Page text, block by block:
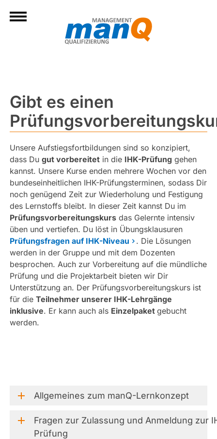
Gibt es einen
Unsere Aufstiegsfortbildungen sind so konzipiert,
dass Du gut vorbereitet in die IHK-Prüfung gehen
kannst. Unsere Kurse enden mehrere Wochen vor den
bundeseinheitlichen IHK-Prüfungsterminen, sodass Dir
noch genügend Zeit zur Wiederholung und Festigung
des Lernstoffs bleibt. In dieser Zeit kannst Du im
Prüfungsvorbereitungskurs das Gelernte intensiv
üben und vertiefen. Du löst in Übungsklausuren
Prüfungsfragen auf IHK-Niveau
. Die Lösungen
werden in der Gruppe und mit dem Dozenten
besprochen. Auch zur Vorbereitung auf die mündliche
Prüfung und die Projektarbeit bieten wir Dir
Unterstützung an. Der Prüfungsvorbereitungskurs ist
für die Teilnehmer unserer IHK-Lehrgänge
inklusive. Er kann auch als Einzelpaket gebucht
werden.
Allgemeines zum manQ-Lernkonzept
Fragen zur Zulassung und Anmeldung zur
Prüfung